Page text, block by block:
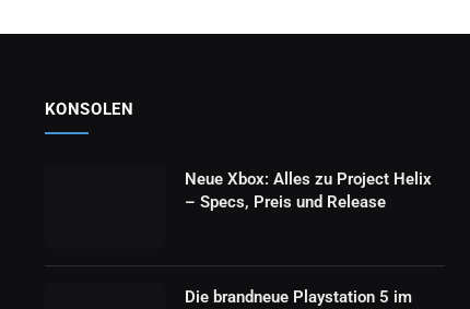
KONSOLEN
Neue Xbox: Alles zu Project Helix
– Specs, Preis und Release
Die brandneue Playstation 5 im